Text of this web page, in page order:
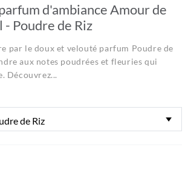
d'ambiance Amour de
Poudre de Riz
par le doux et velouté parfum Poudre de
aux notes poudrées et fleuries qui
Découvrez...